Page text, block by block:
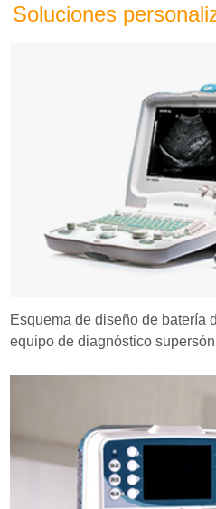
Soluciones
Esquema de diseño de batería
equipo de diagnóstico